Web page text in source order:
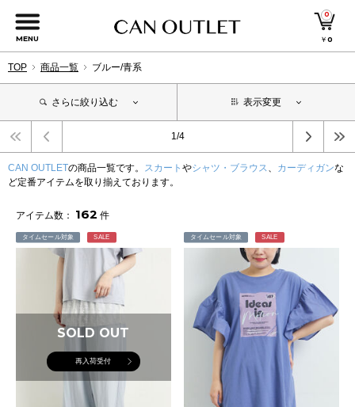
MENU
0
￥0
TOP 商品一覧 ブルー/青系
さらに絞り込む 表示変更
1/4
CAN OUTLETの商品一覧です。 スカート やシャツ・ブラウス、 カーディガンな
ど定番アイテムを取り揃えております。
アイテム数： 162 件
タイムセール対象 SALE
SOLD OUT
再入荷受付
タイムセール対象 SALE